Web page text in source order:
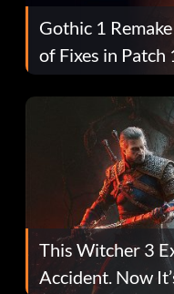
Gothic 1
of Fixes in Patch
This Witcher 3
Accident. Now